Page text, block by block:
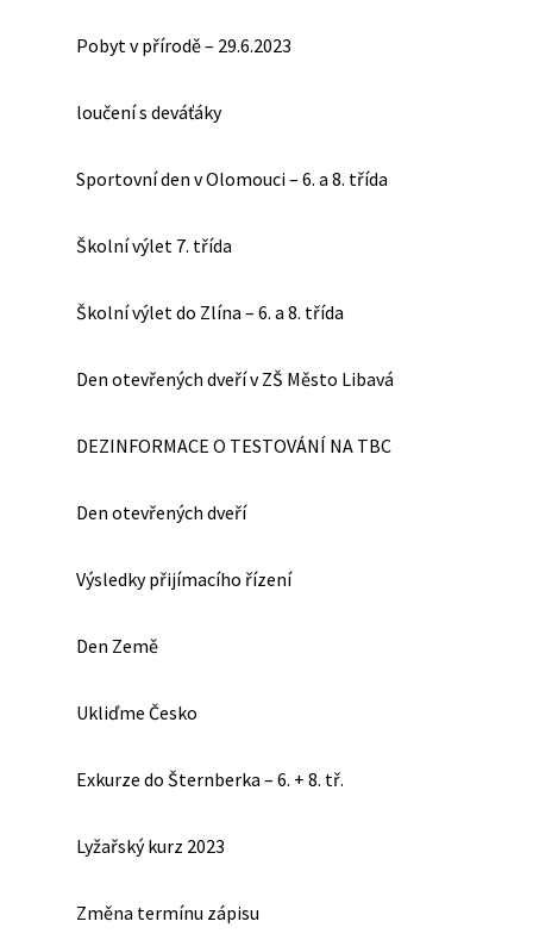
Pobyt v přírodě – 29.6.2023
loučení s deváťáky
Sportovní den v Olomouci – 6. a 8. třída
Školní výlet 7. třída
Školní výlet do Zlína – 6. a 8. třída
Den otevřených dveří v ZŠ Město Libavá
DEZINFORMACE O TESTOVÁNÍ NA TBC
Den otevřených dveří
Výsledky přijímacího řízení
Den Země
Ukliďme Česko
Exkurze do Šternberka – 6. + 8. tř.
Lyžařský kurz 2023
Změna termínu zápisu